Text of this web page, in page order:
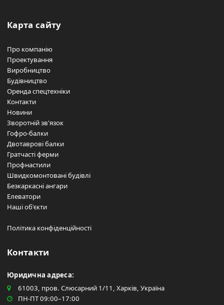
Карта сайту
Про компанію
Проектування
Виробництво
Будівництво
Оренда спецтехніки
Контакти
Новини
Зворотній зв'язок
Гофро-балки
Двотаврові балки
Гратчасті ферми
Профнастили
Швидкомонтовані будівлі
Безкаркасні ангари
Елеватори
Наші об'єкти
Політика конфіденційності
Контакти
Юридична адреса:
61003, пров. Слюсарний 1/11, Харків, Україна
ПН-ПТ 09:00–17:00